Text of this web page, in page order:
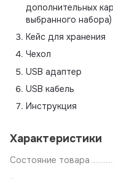
дополнительных
выбранного набора)
Кейс для хранения
Чехол
USB адаптер
USB кабель
Инструкция
Характеристики
Состояние товара